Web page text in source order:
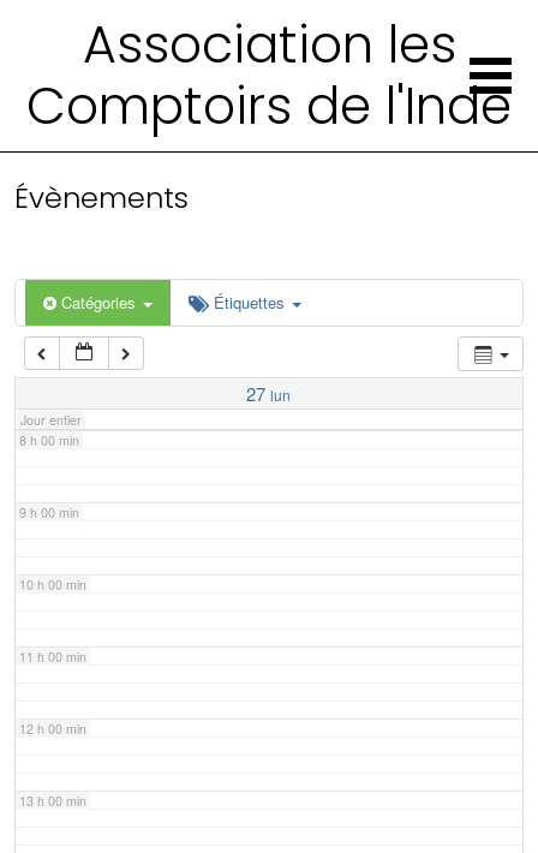
Association les
Comptoirs de l'Inde
Évènements
Catégories Étiquettes
27 lun
Jour entier
4 h 00 min
6 h 00 min
7 h 00 min
8 h 00 min
9 h 00 min
10 h 00 min
11 h 00 min
12 h 00 min
13 h 00 min